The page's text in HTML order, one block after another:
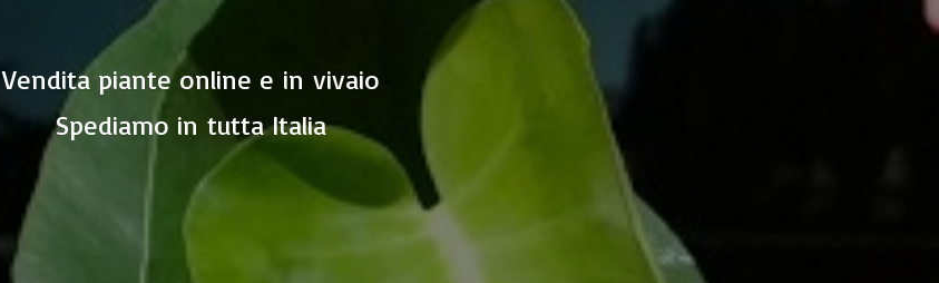
Vendita piante online e in vivaio
Spediamo in tutta Italia